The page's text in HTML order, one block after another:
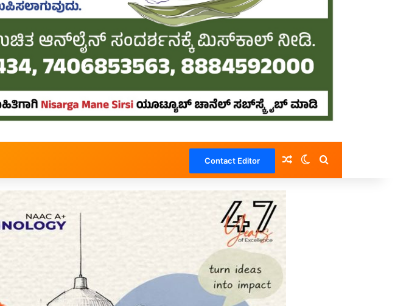
Contact Editor Random Article
Switch skin
Search for